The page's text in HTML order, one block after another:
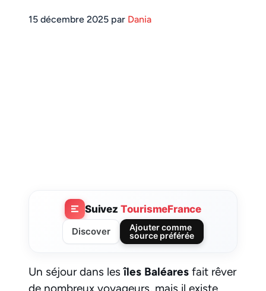
15 décembre 2025 par Dania
Suivez TourismeFrance
Discover
Ajouter comme
source préférée
Un séjour dans lesîles Baléares fait rêver